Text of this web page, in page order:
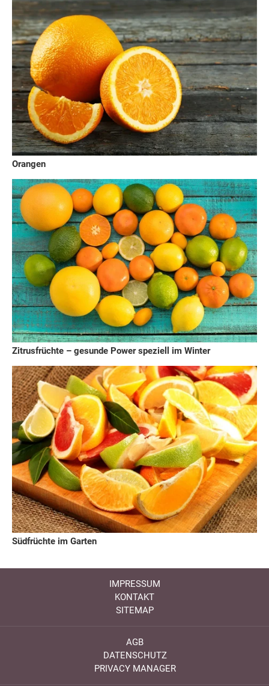
Orangen
Zitrusfrüchte – gesunde Power speziell im Winter
Südfrüchte im Garten
IMPRESSUM
KONTAKT
SITEMAP
AGB
DATENSCHUTZ
PRIVACY MANAGER